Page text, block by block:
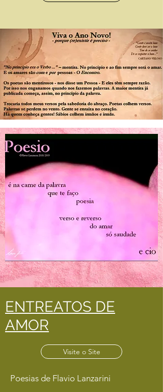
ENTREATOS DE
AMOR
Visite o Site
Poesias de Flavio Lanzarini